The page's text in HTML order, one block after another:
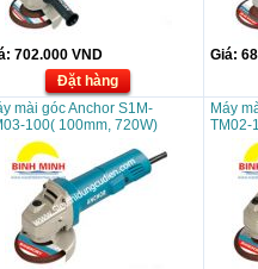
702.000 VND
Đặt hàng
Giá:
mài góc Anchor S1M-
100( 100mm, 720W)
Máy
TM02-